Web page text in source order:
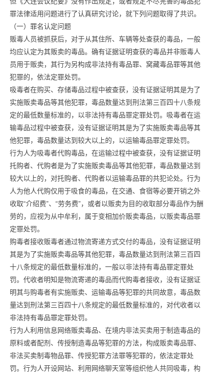
罪法律适用问题进行了认真研究讨论，就下列问题取得了共识。
（一）罪名认定问题
贩毒人员被抓获后，对于从其住所、车辆等处查获的毒品，一般
均应认定为其贩卖的毒品。确有证据证明查获的毒品并非贩毒人
员用于贩卖，其行为另构成非法持有毒品罪、窝藏毒品罪等其他
犯罪的，依法定罪处罚。
吸毒者在购买、存储毒品过程中被查获，没有证据证明其是为了
实施贩卖毒品等其他犯罪，毒品数量达到刑法第三百四十八条规
定的最低数量标准的，以非法持有毒品罪定罪处罚。吸毒者在运
输毒品过程中被查获，没有证据证明其是为了实施贩卖毒品等其
他犯罪，毒品数量达到较大以上的，以运输毒品罪定罪处罚。
行为人为吸毒者代购毒品，在运输过程中被查获，没有证据证明
托购者、代购者是为了实施贩卖毒品等其他犯罪，毒品数量达到
较大以上的，对托购者、代购者以运输毒品罪的共犯论处。行为
人为他人代购仅用于吸食的毒品，在交通、食宿等必要开销之外
收取“介绍费”、“劳务费”，或者以贩卖为目的收取部分毒品作为酬
劳的，应视为从中牟利，属于变相加价贩卖毒品，以贩卖毒品罪
定罪处罚。
购毒者接收贩毒者通过物流寄递方式交付的毒品，没有证据证明
其是为了实施贩卖毒品等其他犯罪，毒品数量达到刑法第三百四
十八条规定的最低数量标准的，一般以非法持有毒品罪定罪处
罚。代收者明知是物流寄递的毒品而代购毒者接收，没有证据证
明其与购毒者有实施贩卖、运输毒品等犯罪的共同故意，毒品数
量达到刑法第三百四十八条规定的最低数量标准的，对代收者以
非法持有毒品罪定罪处罚。
行为人利用信息网络贩卖毒品、在境内非法买卖用于制造毒品的
原料或者配剂、传授制造毒品等犯罪的方法，构成贩卖毒品罪、
非法买卖制毒物品罪、传授犯罪方法罪等犯罪的，依法定罪处
罚。行为人开设网站、利用网络聊天室等组织他人共同吸毒，构